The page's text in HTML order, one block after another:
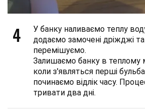
4
У банку наливаємо теплу
додаємо замочені дріжджі
перемішуємо.
Залишаємо банку в теплому
коли з'являться перші
починаємо відлік часу.
тривати два дні.